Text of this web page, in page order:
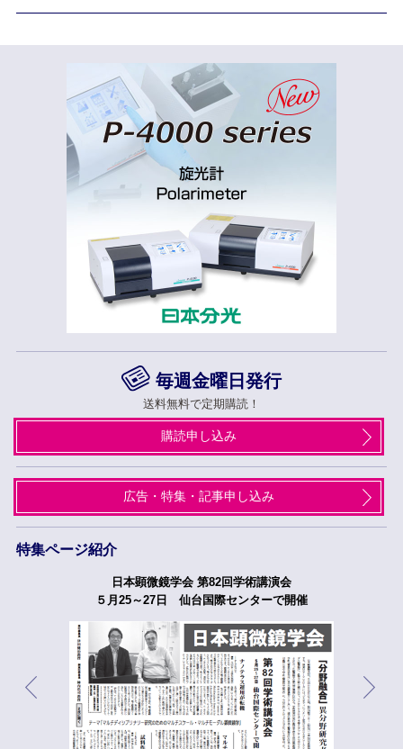
毎週金曜日発行
送料無料で定期購読！
購読申し込み
広告・特集・記事申し込み
特集ページ紹介
日本顕微鏡学会 第82回学術講演会
５月25～27日 仙台国際センターで開催